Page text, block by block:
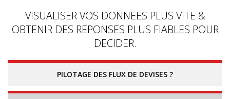
VISUALISER VOS DONNEES PLUS VITE &
OBTENIR DES REPONSES PLUS FIABLES POUR
DECIDER.
PILOTAGE DES FLUX DE DEVISES ?